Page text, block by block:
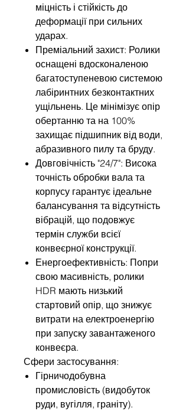
міцність і стійкість до
деформації при сильних
ударах.
Преміальний захист: Ролики
оснащені вдосконаленою
багатоступеневою системою
лабіринтних безконтактних
ущільнень. Це мінімізує опір
обертанню та на 100%
захищає підшипник від води,
абразивного пилу та бруду.
Довговічність "24/7": Висока
точність обробки вала та
корпусу гарантує ідеальне
балансування та відсутність
вібрацій, що подовжує
термін служби всієї
конвеєрної конструкції.
Енергоефективність: Попри
свою масивність, ролики
HDR мають низький
стартовий опір, що знижує
витрати на електроенергію
при запуску завантаженого
конвеєра.
Сфери застосування:
Гірничодобувна
промисловість (видобуток
руди, вугілля, граніту).